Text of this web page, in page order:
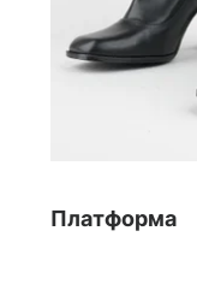
Платформа